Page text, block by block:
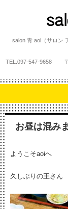
salon 青 aoi（サロン
TEL. 097-547-9658
お昼は混み
ようこそaoiへ
久しぶりの王さん